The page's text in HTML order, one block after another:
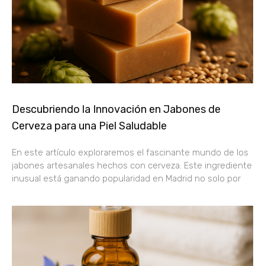
Descubriendo la Innovación en Jabones de
Cerveza para una Piel Saludable
En este artículo exploraremos el fascinante mundo de los
jabones artesanales hechos con cerveza. Este ingrediente
inusual está ganando popularidad en Madrid no solo por